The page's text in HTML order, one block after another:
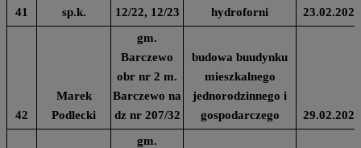
41
sp.k.
12/22, 12/23
hydroforni
23.02.2024
42
Marek
Podlecki
gm.
Barczewo
obr nr 2 m.
Barczewo na
dz nr 207/32
budowa buudynku
mieszkalnego
jednorodzinnego i
gospodarczego
29.02.2024
gm.